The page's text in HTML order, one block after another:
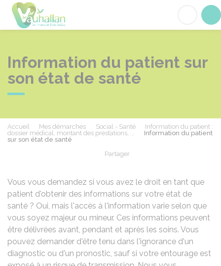
Information du patient sur
son état de santé
Accueil Mes démarches Social - Santé
Information du patient :
dossier médical, montant des prestations, ...
Information du patient
sur son état de santé
Partager
Vous vous demandez si vous avez le droit en tant que
patient d'obtenir des informations sur votre état de
santé ? Oui, mais l'accès à l'information varie selon que
vous soyez majeur ou mineur. Ces informations peuvent
être délivrées avant, pendant et après les soins. Vous
pouvez demander d'être tenu dans l'ignorance d'un
diagnostic ou d'un pronostic, sauf si votre entourage est